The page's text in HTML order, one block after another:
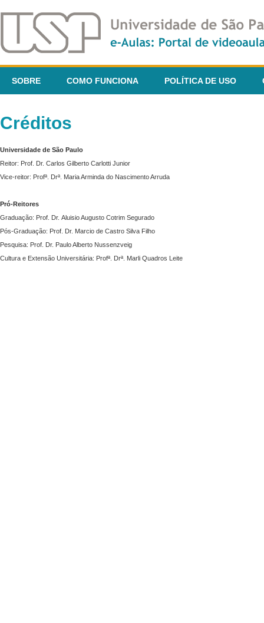
SOBRE COMO FUNCIONA POLÍTICA DE USO
Créditos
Universidade de São Paulo
Reitor: Prof. Dr. Carlos Gilberto Carlotti Junior
Vice-reitor: Profª. Drª. Maria Arminda do Nascimento Arruda
Pró-Reitores
Graduação: Prof. Dr. Aluisio Augusto Cotrim Segurado
Pós-Graduação: Prof. Dr. Marcio de Castro Silva Filho
Pesquisa: Prof. Dr. Paulo Alberto Nussenzveig
Cultura e Extensão Universitária: Profª. Drª. Marli Quadros Leite